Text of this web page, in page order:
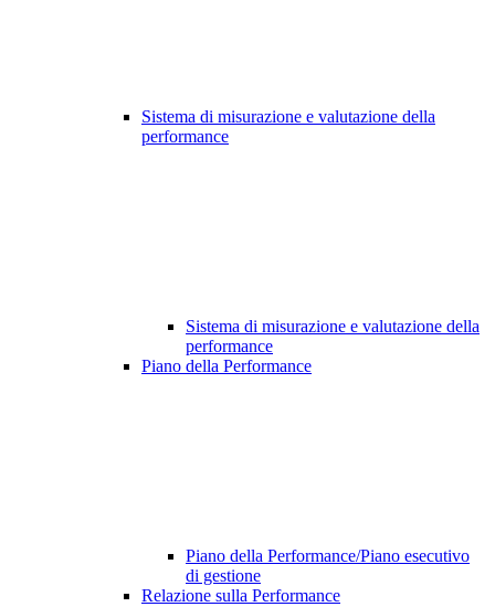
Sistema di misurazione e valutazione della
performance
Sistema di misurazione e valutazione della
performance
Piano della Performance
Piano della Performance/Piano esecutivo
di gestione
Relazione sulla Performance